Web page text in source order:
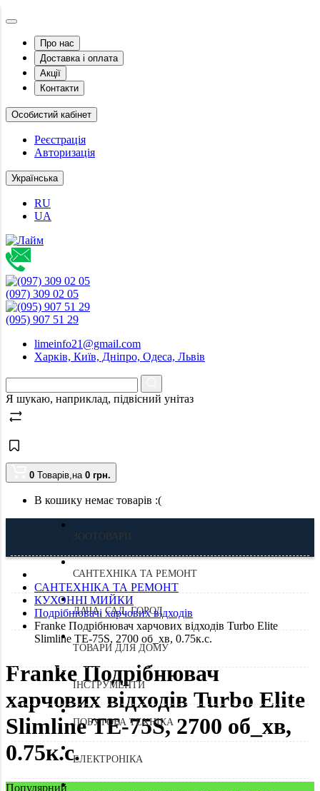
Про нас
Доставка і оплата
Акції
Контакти
Особистий кабінет
Реєстрація
Авторизація
Українська
RU
UA
(097) 309 02 05
(095) 907 51 29
limeinfo21@gmail.com
Харків, Київ, Дніпро, Одеса, Львів
Я шукаю, наприклад, підвісний унітаз
0 Товарів,на 0 грн.
В кошику немає товарів :(
ЗООТОВАРИ
САНТЕХНІКА ТА РЕМОНТ
ДАЧА, САД, ГОРОД
ТОВАРИ ДЛЯ ДОМУ
ІНСТРУМЕНТИ
ПОБУТОВА ТЕХНІКА
ЕЛЕКТРОНІКА
САНТЕХНІКА ТА РЕМОНТ
КУХОННІ МИЙКИ
Подрібнювачі харчових відходів
Franke Подрібнювач харчових відходів Turbo Elite
Slimline TE-75S, 2700 об_хв, 0.75к.с.
Franke Подрібнювач
харчових відходів Turbo Elite
Slimline TE-75S, 2700 об_хв,
0.75к.с.
Популярний